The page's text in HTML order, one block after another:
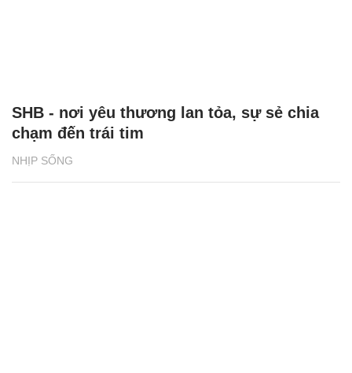
NHỊP SỐNG
SHB - nơi yêu thương lan tỏa, sự sẻ chia
chạm đến trái tim